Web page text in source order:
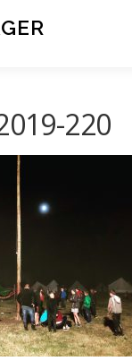
220